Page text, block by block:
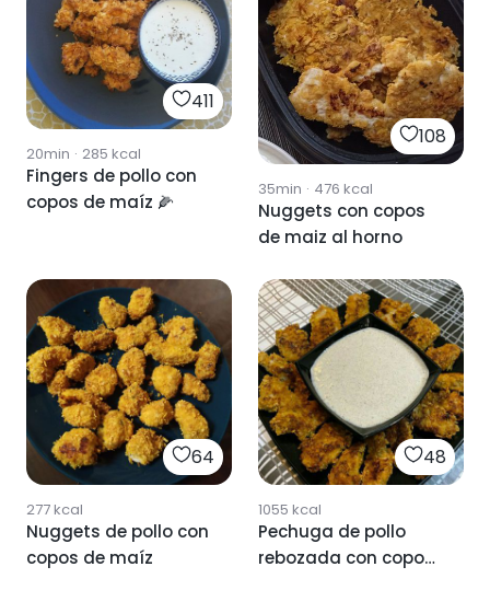
411
20min · 285 kcal
Fingers de pollo con
copos de maíz 🌽
108
35min · 476 kcal
Nuggets con copos
de maiz al horno
64
277kcal
Nuggets de pollo con
copos de maíz
48
1055 kcal
Pechuga de pollo
rebozada con copos